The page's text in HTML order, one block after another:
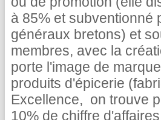
à 85% et subventionné
généraux bretons) et
membres, avec la
porte l'image de
produits d'épicerie
Excellence, on trouve
10% de chiffre